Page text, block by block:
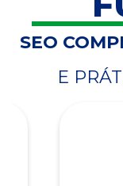
SEO
E